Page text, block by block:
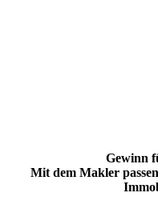
Gewinn
Mit dem Makler